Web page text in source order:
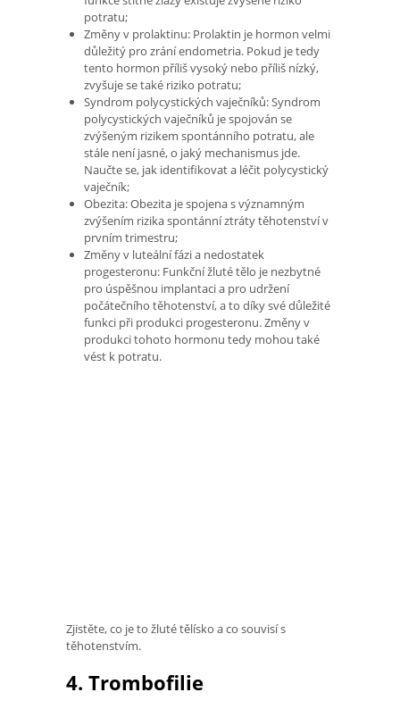
potratu;
Změny v prolaktinu: Prolaktin je hormon velmi
důležitý pro zrání endometria. Pokud je tedy
tento hormon příliš vysoký nebo příliš nízký,
zvyšuje se také riziko potratu;
Syndrom polycystických vaječníků: Syndrom
polycystických vaječníků je spojován se
zvýšeným rizikem spontánního potratu, ale
stále není jasné, o jaký mechanismus jde.
Naučte se, jak identifikovat a léčit polycystický
vaječník;
Obezita: Obezita je spojena s významným
zvýšením rizika spontánní ztráty těhotenství v
prvním trimestru;
Změny v luteální fázi a nedostatek
progesteronu: Funkční žluté tělo je nezbytné
pro úspěšnou implantaci a pro udržení
počátečního těhotenství, a to díky své důležité
funkci při produkci progesteronu. Změny v
produkci tohoto hormonu tedy mohou také
vést k potratu.
Zjistěte, co je to žluté tělísko a co souvisí s
těhotenstvím.
4. Trombofilie